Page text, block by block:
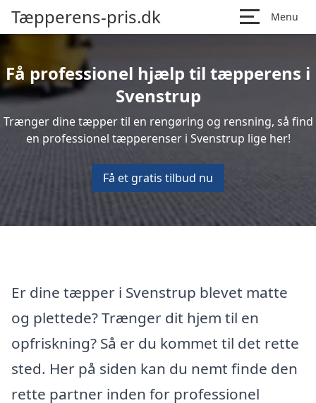
Tæpperens-pris.dk Menu
Få professionel hjælp til tæpperens i
Svenstrup
Trænger dine tæpper til en rengøring og rensning, så find
en professionel tæpperenser i Svenstrup lige her!
Få et gratis tilbud nu
Er dine tæpper i Svenstrup blevet matte
og plettede? Trænger dit hjem til en
opfriskning? Så er du kommet til det rette
sted. Her på siden kan du nemt finde den
rette partner inden for professionel